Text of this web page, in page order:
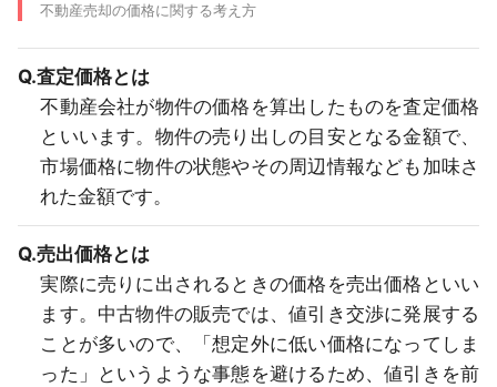
不動産売却の価格に関する考え方
Q.査定価格とは
不動産会社が物件の価格を算出したものを査定価格
といいます。物件の売り出しの目安となる金額で、
市場価格に物件の状態やその周辺情報なども加味さ
れた金額です。
Q.売出価格とは
実際に売りに出されるときの価格を売出価格といい
ます。中古物件の販売では、値引き交渉に発展する
ことが多いので、「想定外に低い価格になってしま
った」というような事態を避けるため、値引きを前